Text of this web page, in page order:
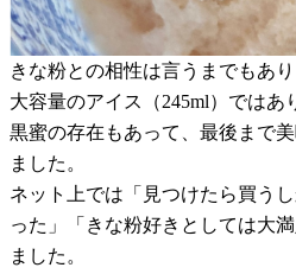
きな粉との相性は言うまでもあり
大容量のアイス（245ml）では
黒蜜の存在もあって、最後まで
ました。
ネット上では「見つけたら買う
った」「きな粉好きとしては大
ました。